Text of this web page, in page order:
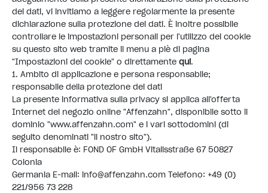
dei dati, vi invitiamo a leggere regolarmente la presente
dichiarazione sulla protezione dei dati. È inoltre possibile
controllare le impostazioni personali per l'utilizzo dei cookie
su questo sito web tramite il menu a piè di pagina
"Impostazioni dei cookie" o direttamente qui.
1. Ambito di applicazione e persona responsabile;
responsabile della protezione dei dati
La presente informativa sulla privacy si applica all'offerta
Internet del negozio online "Affenzahn", disponibile sotto il
dominio "www.affenzahn.com" e i vari sottodomini (di
seguito denominati "il nostro sito").
Il responsabile è: FOND OF GmbH Vitalisstraße 67 50827
Colonia
Germania E-mail: info@affenzahn.com Telefono: +49 (0)
221/956 73 228